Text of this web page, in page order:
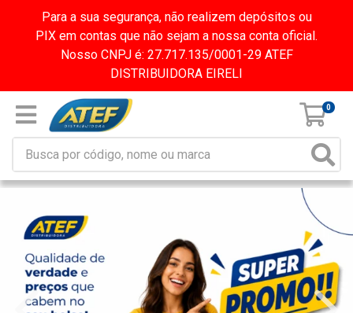
Para a sua segurança, não realizem depósitos ou
PIX em contas que não sejam a nossa conta oficial.
Nosso CNPJ é: 27.717.135/0001-29 ATEF
DISTRIBUIDORA EIRELI
0